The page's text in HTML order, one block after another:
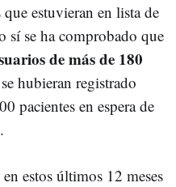
estuvieran en lista de
sí se ha comprobado que
de más de 180
hubieran registrado
pacientes en espera de
estos últimos 12 meses